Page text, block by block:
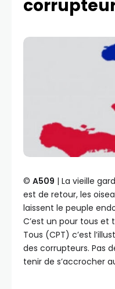
©️ A509 | La vieille
est de retour, les
laissent le peuple
C’est un pour tous et
Tous (CPT) c’est
des corrupteurs. Pas
tenir de s’accrocher